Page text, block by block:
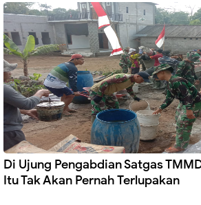
Di Ujung Pengabdian Satgas
Itu Tak Akan Pernah Terlupakan